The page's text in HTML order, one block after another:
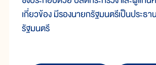
เกี่ยวข้อง มีรองนายกรัฐมนตรีเป็นประธ
รัฐมนตรี